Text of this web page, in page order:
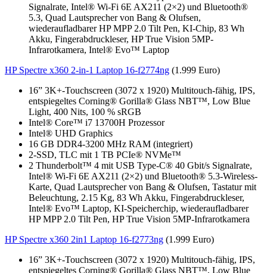
Signalrate, Intel® Wi-Fi 6E AX211 (2×2) und Bluetooth®
5.3, Quad Lautsprecher von Bang & Olufsen,
wiederaufladbarer HP MPP 2.0 Tilt Pen, KI-Chip, 83 Wh
Akku, Fingerabdruckleser, HP True Vision 5MP-
Infrarotkamera, Intel® Evo™ Laptop
HP Spectre x360 2-in-1 Laptop 16-f2774ng (1.999 Euro)
16” 3K+-Touchscreen (3072 x 1920) Multitouch-fähig, IPS,
entspiegeltes Corning® Gorilla® Glass NBT™, Low Blue
Light, 400 Nits, 100 % sRGB
Intel® Core™ i7 13700H Prozessor
Intel® UHD Graphics
16 GB DDR4-3200 MHz RAM (integriert)
2-SSD, TLC mit 1 TB PCIe® NVMe™
2 Thunderbolt™ 4 mit USB Type-C® 40 Gbit/s Signalrate,
Intel® Wi-Fi 6E AX211 (2×2) und Bluetooth® 5.3-Wireless-
Karte, Quad Lautsprecher von Bang & Olufsen, Tastatur mit
Beleuchtung, 2.15 Kg, 83 Wh Akku, Fingerabdruckleser,
Intel® Evo™ Laptop, KI-Speicherchip, wiederaufladbarer
HP MPP 2.0 Tilt Pen, HP True Vision 5MP-Infrarotkamera
HP Spectre x360 2in1 Laptop 16-f2773ng (1.999 Euro)
16” 3K+-Touchscreen (3072 x 1920) Multitouch-fähig, IPS,
entspiegeltes Corning® Gorilla® Glass NBT™, Low Blue